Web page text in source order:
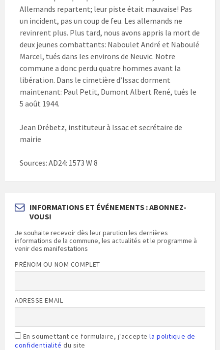
Allemands repartent; leur piste était mauvaise! Pas
un incident, pas un coup de feu. Les allemands ne
revinrent plus. Plus tard, nous avons appris la mort de
deux jeunes combattants: Naboulet André et Naboulé
Marcel, tués dans les environs de Neuvic. Notre
commune a donc perdu quatre hommes avant la
libération. Dans le cimetière d’Issac dorment
maintenant: Paul Petit, Dumont Albert René, tués le
5 août 1944.
Jean Drébetz, instituteur à Issac et secrétaire de
mairie
Sources: AD24: 1573 W 8
INFORMATIONS ET ÉVÉNEMENTS : ABONNEZ-
VOUS!
Je souhaite recevoir dès leur parution les dernières
informations de la commune, les actualités et le programme à
venir des manifestations
PRÉNOM OU NOM COMPLET
ADRESSE EMAIL
En soumettant ce formulaire, j'acceptela politique de
confidentialité du site